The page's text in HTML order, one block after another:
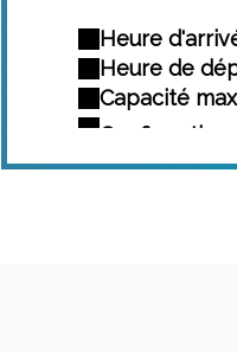
Heure
Heure de
Capacité